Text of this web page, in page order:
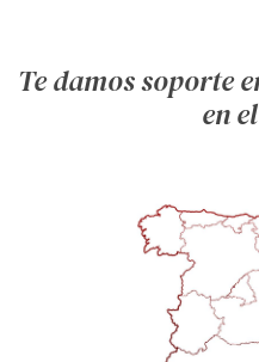
Te damos soporte
en